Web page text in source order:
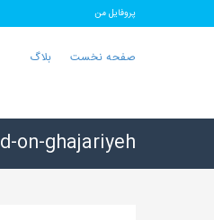
پروفایل من
صفحه نخست بلاگ
on-ghajariyeh